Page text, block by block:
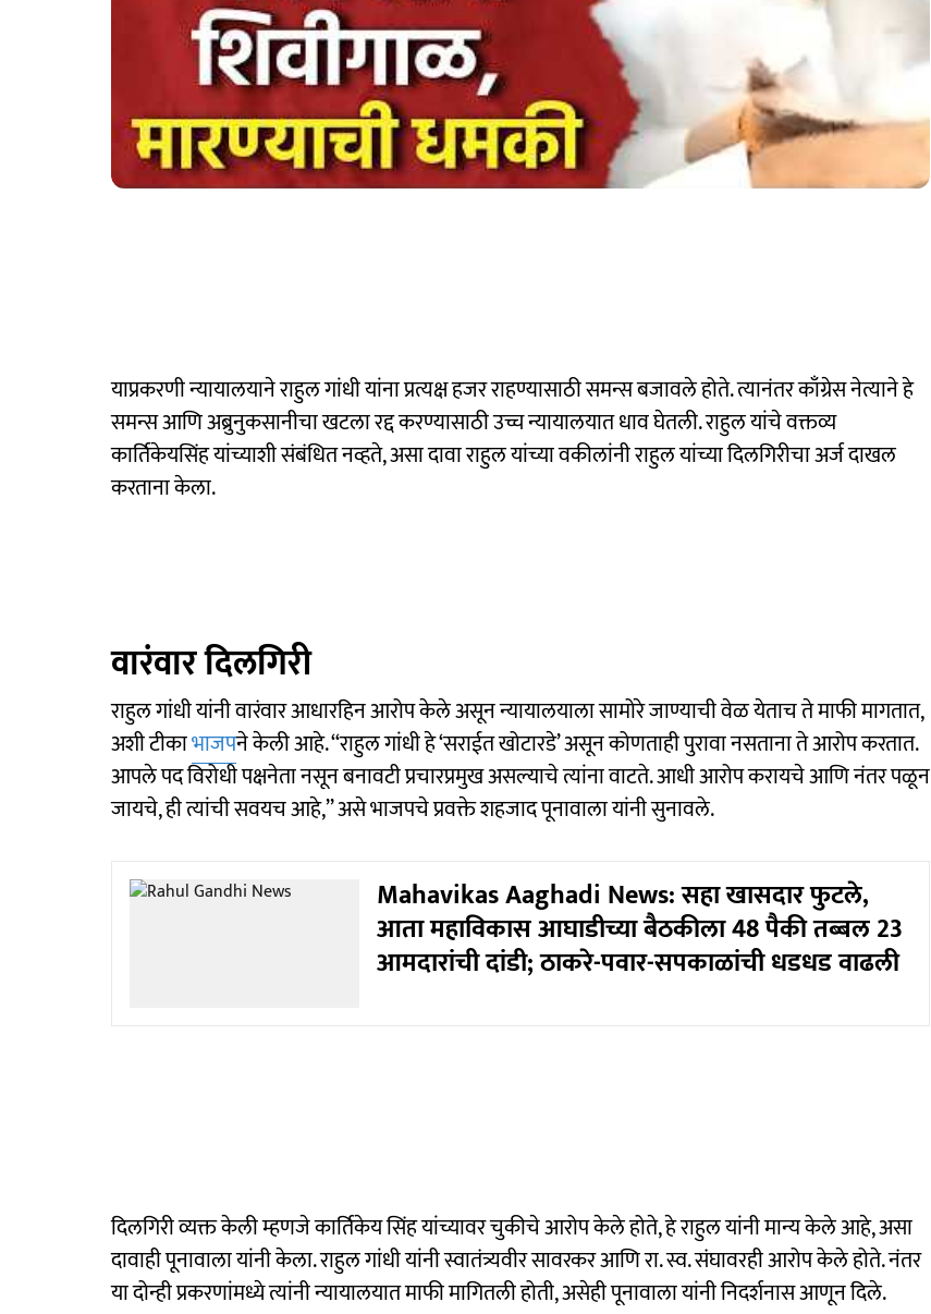
याप्रकरणी न्यायालयाने राहुल गांधी यांना प्रत्यक्ष हजर राहण्यासाठी समन्स बजावले होते. त्यानंतर काँग्रेस नेत्याने हे
समन्स आणि अब्रुनुकसानीचा खटला रद्द करण्यासाठी उच्च न्यायालयात धाव घेतली. राहुल यांचे वक्तव्य
कार्तिकेयसिंह यांच्याशी संबंधित नव्हते, असा दावा राहुल यांच्या वकीलांनी राहुल यांच्या दिलगिरीचा अर्ज दाखल
करताना केला.
वारंवार दिलगिरी
राहुल गांधी यांनी वारंवार आधारहिन आरोप केले असून न्यायालयाला सामोरे जाण्याची वेळ येताच ते माफी मागतात,
अशी टीकाभाजपने केली आहे. ‘‘राहुल गांधी हे ‘सराईत खोटारडे’ असून कोणताही पुरावा नसताना ते आरोप करतात.
आपले पद विरोधी पक्षनेता नसून बनावटी प्रचारप्रमुख असल्याचे त्यांना वाटते. आधी आरोप करायचे आणि नंतर पळून
जायचे, ही त्यांची सवयच आहे,’’ असे भाजपचे प्रवक्ते शहजाद पूनावाला यांनी सुनावले.
Mahavikas Aaghadi News: सहा खासदार फुटले,
आता महाविकास आघाडीच्या बैठकीला 48 पैकी तब्बल 23
आमदारांची दांडी; ठाकरे-पवार-सपकाळांची धडधड वाढली
दिलगिरी व्यक्त केली म्हणजे कार्तिकेय सिंह यांच्यावर चुकीचे आरोप केले होते, हे राहुल यांनी मान्य केले आहे, असा
दावाही पूनावाला यांनी केला. राहुल गांधी यांनी स्वातंत्र्यवीर सावरकर आणि रा. स्व. संघावरही आरोप केले होते. नंतर
या दोन्ही प्रकरणांमध्ये त्यांनी न्यायालयात माफी मागितली होती, असेही पूनावाला यांनी निदर्शनास आणून दिले.